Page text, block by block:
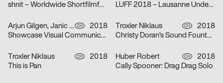
shnit – Worldwide Shortfilmfestival
LUFF 2018 – Lausanne Underground Film & Music Festival
Arjun Gilgen, Janic Fotsch, Pascal Sennhauser CH
2018
Showcase Visual Communication
Troxler Niklaus CH
2018
Christy Doran’s Sound Fountain
Troxler Niklaus CH
2018
This is Pan
Huber Robert CH
2018
Cally Spooner: Drag Drag Solo